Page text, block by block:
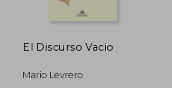
dcto. 34,82 €
El Discurso Vacio
Mario Levrero